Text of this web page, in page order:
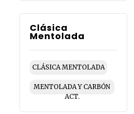
Clásica
Mentolada
CLÁSICA MENTOLADA
MENTOLADA Y CARBÓN
ACT.